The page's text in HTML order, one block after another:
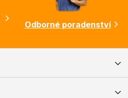
Odborné poradenství